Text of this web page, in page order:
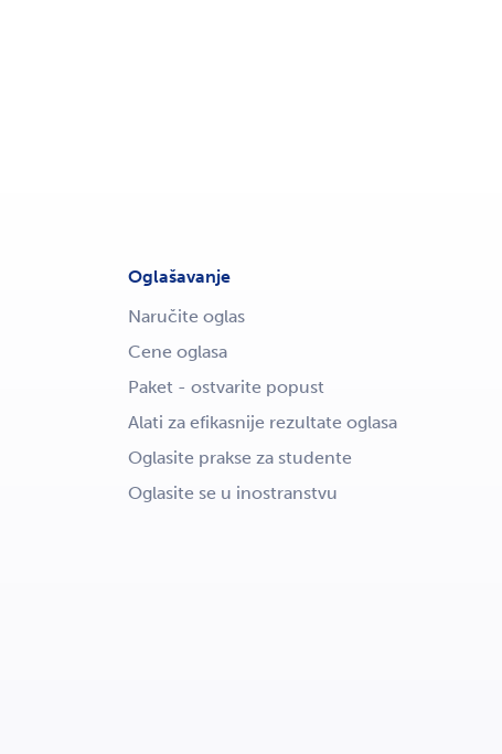
Oglašavanje
Naručite oglas
Cene oglasa
Paket - ostvarite popust
Alati za efikasnije rezultate oglasa
Oglasite prakse za studente
Oglasite se u inostranstvu